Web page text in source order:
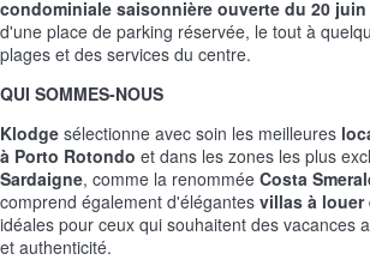
condominiale saisonnière ouverte du 20 juin
d'une place de parking réservée, le tout à
plages et des services du centre.
QUI SOMMES-NOUS
Klodge sélectionne avec soin les meilleures
à Porto Rotondo et dans les zones les plus
Sardaigne, comme la renommée Costa
comprend également d'élégantes villas à louer
idéales pour ceux qui souhaitent des vacances
et authenticité.